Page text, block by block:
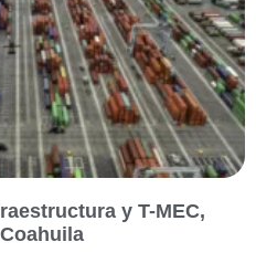
y T-MEC,